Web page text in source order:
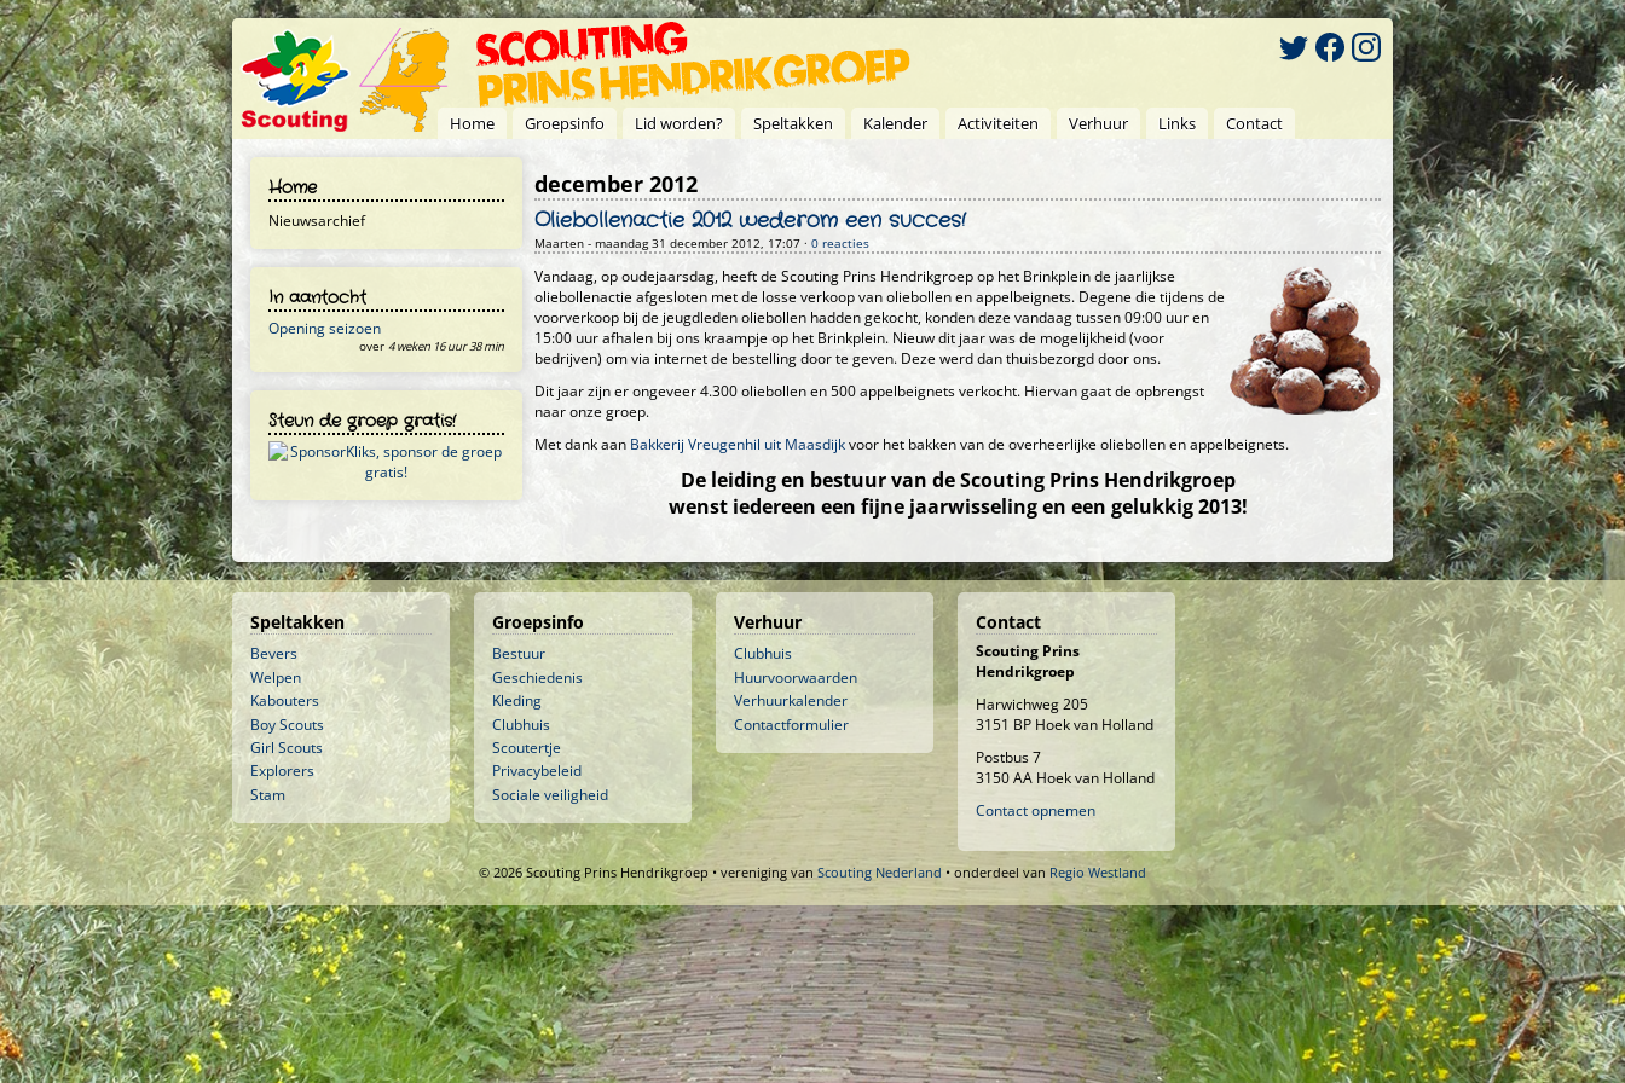
Overslaan en naar de inhoud gaan
Home Groepsinfo Lid worden? Speltakken Kalender Activiteiten Verhuur Links Contact
Home
Nieuwsarchief
In aantocht
Opening seizoen
over 4 weken 16 uur 38 min
Steun de groep gratis!
december 2012
Oliebollenactie 2012 wederom een succes!
Maarten - maandag 31 december 2012, 17:07 · 0 reacties
Vandaag, op oudejaarsdag, heeft de Scouting Prins Hendrikgroep op het Brinkplein de jaarlijkse
oliebollenactie afgesloten met de losse verkoop van oliebollen en appelbeignets. Degene die tijdens de
voorverkoop bij de jeugdleden oliebollen hadden gekocht, konden deze vandaag tussen 09:00 uur en
15:00 uur afhalen bij ons kraampje op het Brinkplein. Nieuw dit jaar was de mogelijkheid (voor
bedrijven) om via internet de bestelling door te geven. Deze werd dan thuisbezorgd door ons.
Dit jaar zijn er ongeveer 4.300 oliebollen en 500 appelbeignets verkocht. Hiervan gaat de opbrengst
naar onze groep.
Met dank aan Bakkerij Vreugenhil uit Maasdijkvoor het bakken van de overheerlijke oliebollen en appelbeignets.
De leiding en bestuur van de Scouting Prins Hendrikgroep
wenst iedereen een fijne jaarwisseling en een gelukkig 2013!
Speltakken
Bevers
Welpen
Kabouters
Boy Scouts
Girl Scouts
Explorers
Stam
Groepsinfo
Bestuur
Geschiedenis
Kleding
Clubhuis
Scoutertje
Privacybeleid
Sociale veiligheid
Verhuur
Clubhuis
Huurvoorwaarden
Verhuurkalender
Contactformulier
Contact
Scouting Prins
Hendrikgroep
Harwichweg 205
3151 BP Hoek van Holland
Postbus 7
3150 AA Hoek van Holland
Contact opnemen
© 2026 Scouting Prins Hendrikgroep • vereniging van Scouting Nederland • onderdeel van Regio Westland